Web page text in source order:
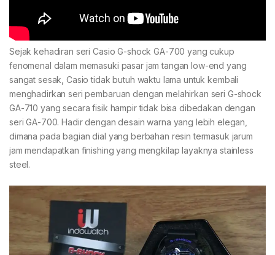
Sejak kehadiran seri Casio G-shock GA-700 yang cukup
fenomenal dalam memasuki pasar jam tangan low-end yang
sangat sesak, Casio tidak butuh waktu lama untuk kembali
menghadirkan seri pembaruan dengan melahirkan seri G-shock
GA-710 yang secara fisik hampir tidak bisa dibedakan dengan
seri GA-700. Hadir dengan desain warna yang lebih elegan,
dimana pada bagian dial yang berbahan resin termasuk jarum
jam mendapatkan finishing yang mengkilap layaknya stainless
steel.